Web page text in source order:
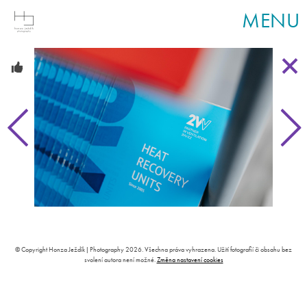
MENU
© Copyright Honza Ježdík | Photography 2026. Všechna práva vyhrazena. Užití fotografií či obsahu bez
svolení autora není možné.Změna nastavení cookies